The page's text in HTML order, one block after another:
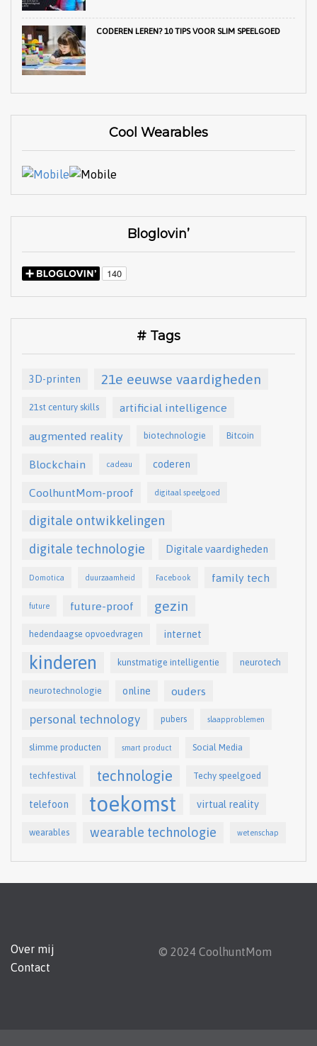
CODEREN LEREN? 10 TIPS VOOR SLIM SPEELGOED
Cool Wearables
Bloglovin’
# Tags
3D-printen 21e eeuwse vaardigheden
21st century skills artificial intelligence
augmented reality biotechnologie Bitcoin
Blockchain cadeau coderen
CoolhuntMom-proof digitaal speelgoed
digitale ontwikkelingen
digitale technologie
Digitale vaardigheden
Domotica duurzaamheid Facebook family tech
future future-proof gezin
hedendaagse opvoedvragen internet
kinderen kunstmatige intelligentie neurotech
neurotechnologie online ouders
personal technology pubers slaapproblemen
slimme producten smart product Social Media
techfestival technologie Techy speelgoed
telefoon toekomst virtual reality
wearables wearable technologie wetenschap
Over mij
Contact
© 2024 CoolhuntMom